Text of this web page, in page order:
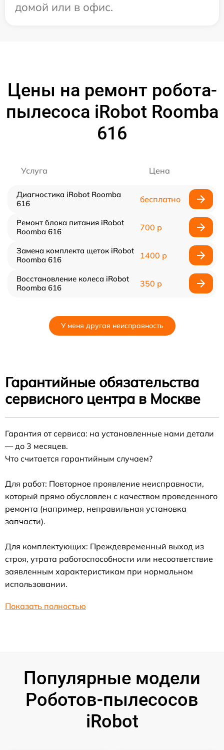
домой или в офис.
Цены на ремонт робота-
пылесоса iRobot Roomba
616
Услуга Цена
Диагностика iRobot Roomba
616
бесплатно
Ремонт блока питания iRobot
Roomba 616
700 р
Замена комплекта щеток iRobot
Roomba 616
1400 р
Восстановление колеса iRobot
Roomba 616
350 р
У меня другая неисправность
Гарантийные обязательства
сервисного центра в Москве
Гарантия от сервиса: на установленные нами детали
— до 3 месяцев.
Что считается гарантийным случаем?
Для работ: Повторное проявление неисправности,
который прямо обусловлен с качеством проведенного
ремонта (например, неправильная установка
запчасти).
Для комплектующих: Преждевременный выход из
строя, утрата работоспособности или несоответствие
заявленным характеристикам при нормальном
использовании.
Показать полностью
Популярные модели
Роботов-пылесосов
iRobot